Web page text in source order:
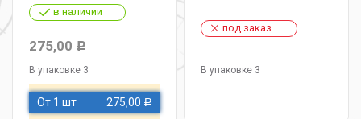
в наличии
275,00 Р
В упаковке 3
От 1 шт 275,00 Р
под заказ
В упаковке 3